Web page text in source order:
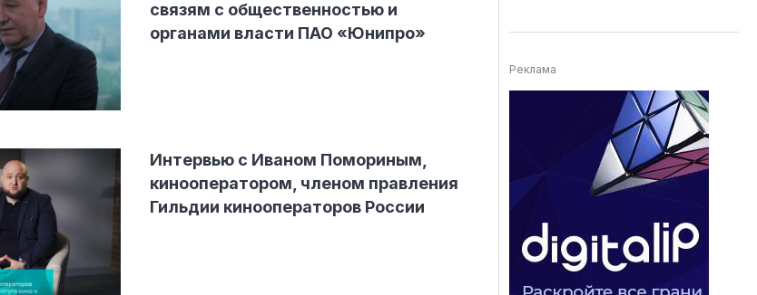
связям с общественностью и
органами власти ПАО «Юнипро»
Интервью с Иваном Помориным,
кинооператором, членом правления
Гильдии кинооператоров России
Реклама